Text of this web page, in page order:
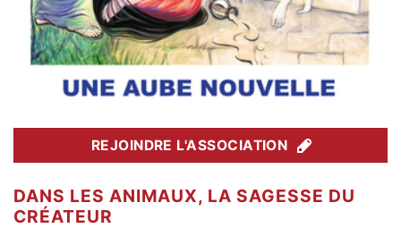
REJOINDRE L'ASSOCIATION
DANS LES ANIMAUX, LA SAGESSE DU
CRÉATEUR